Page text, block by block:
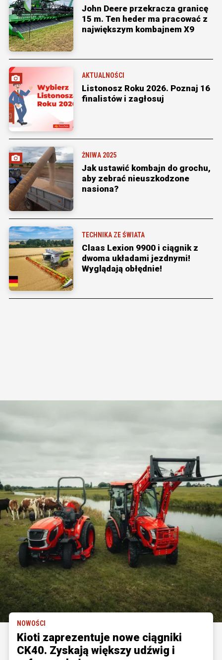
John Deere przekracza granicę
15 m. Ten heder ma pracować z
największym kombajnem X9
AKTUALNOŚCI
Listonosz Roku 2026. Poznaj 16
finalistów i zagłosuj
ŻNIWA 2025
Jak ustawić kombajn do grochu,
aby zebrać nieuszkodzone
nasiona?
TECHNIKA ZE ŚWIATA
Claas Lexion 9900 i ciągnik z
dwoma układami jezdnymi!
Wyglądają obłędnie!
NOWOŚCI
Kioti zaprezentuje nowe ciągniki
CK40. Zyskają większy udźwig i